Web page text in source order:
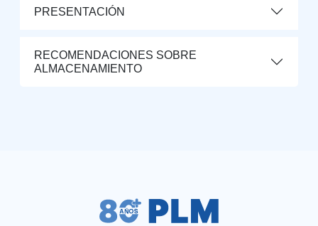
PRESENTACIÓN
RECOMENDACIONES SOBRE
ALMACENAMIENTO